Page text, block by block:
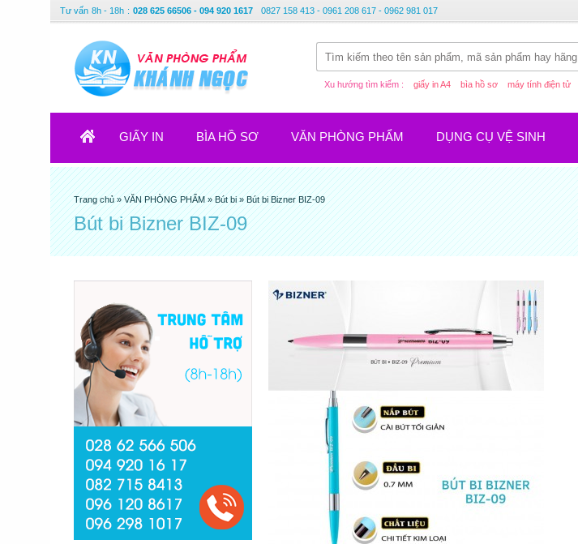
Tư vấn 8h - 18h : 028 625 66506 - 094 920 1617 0827 158 413 - 0961 208 617 - 0962 981 017
Xu hướng tìm kiếm : giấy in A4 bìa hồ sơ máy tính điện tử
GIẤY IN BÌA HỒ SƠ VĂN PHÒNG PHẨM DỤNG CỤ VỆ SINH
Trang chủ»VĂN PHÒNG PHẨM »Bút bi »Bút bi Bizner BIZ-09
Bút bi Bizner BIZ-09